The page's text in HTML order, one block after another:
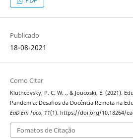
Publicado
18-08-2021
Como Citar
Kluthcovsky, P. C. W. ., & Joucoski, E. (2021).
Pandemia: Desafios da Docência Remota na
EaD Em Foco, 11(1). https://doi.org/10.18264/
Fomatos de Citação